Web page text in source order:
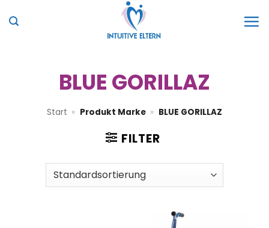
Inhalt
BLUE GORILLAZ
Start » Produkt Marke » BLUE GORILLAZ
FILTER